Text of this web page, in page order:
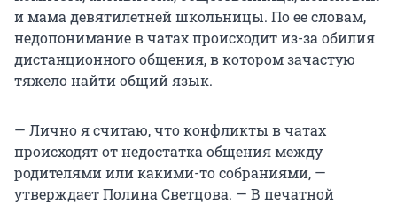
и мама девятилетней школьницы. По ее словам,
недопонимание в чатах происходит из-за обилия
дистанционного общения, в котором зачастую
тяжело найти общий язык.
— Лично я считаю, что конфликты в чатах
происходят от недостатка общения между
родителями или какими-то собраниями, —
утверждает Полина Светцова. — В печатной